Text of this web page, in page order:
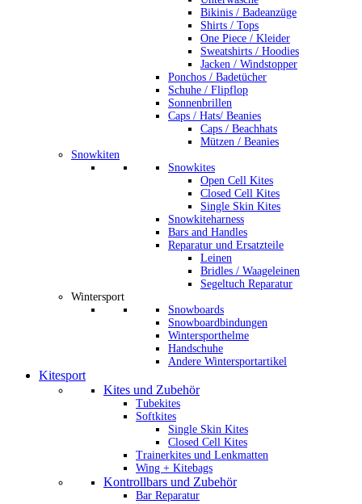
Bikinis / Badeanzüge
Shirts / Tops
One Piece / Kleider
Sweatshirts / Hoodies
Jacken / Windstopper
Ponchos / Badetücher
Schuhe / Flipflop
Sonnenbrillen
Caps / Hats/ Beanies
Caps / Beachhats
Mützen / Beanies
Snowkiten
Snowkites
Open Cell Kites
Closed Cell Kites
Single Skin Kites
Snowkiteharness
Bars and Handles
Reparatur und Ersatzteile
Leinen
Bridles / Waageleinen
Segeltuch Reparatur
Wintersport
Snowboards
Snowboardbindungen
Wintersporthelme
Handschuhe
Andere Wintersportartikel
Kitesport
Kites und Zubehör
Tubekites
Softkites
Single Skin Kites
Closed Cell Kites
Trainerkites und Lenkmatten
Wing + Kitebags
Kontrollbars und Zubehör
Bar Reparatur